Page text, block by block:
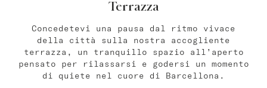
Linzergasse Salzburg
Tel Aviv
Mazeh Tel Aviv
Terrazza
Concedetevi una pausa dal ritmo vivace
della città sulla nostra accogliente
terrazza, un tranquillo spazio all’aperto
pensato per rilassarsi e godersi un momento
di quiete nel cuore di Barcellona.